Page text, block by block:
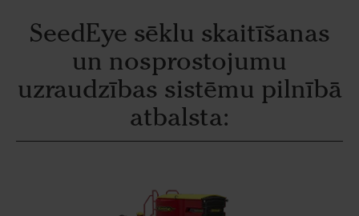
SeedEye sēklu skaitīšanas
un nosprostojumu
uzraudzības sistēmu pilnībā
atbalsta: